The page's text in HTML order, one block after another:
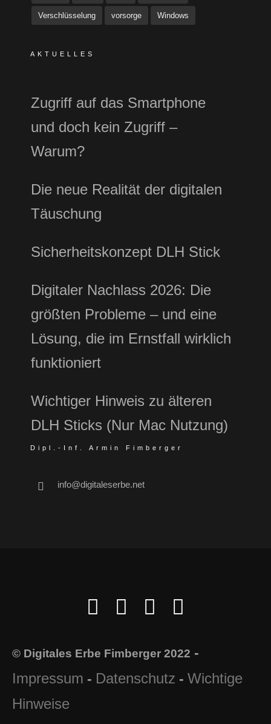
Verschlüsselung vorsorge Windows
AKTUELLES
Zugriff auf das Smartphone
und doch kein Zugriff –
Warum?
Die neue Realität der digitalen
Täuschung
Sicherheitskonzept DLH Stick
Digitaler Nachlass 2026: Die
größten Probleme – und eine
Lösung, die im Ernstfall wirklich
funktioniert
Wichtiger Hinweis zu älteren
DLH Sticks (Nur Mac Nutzung)
Dipl.-Inf. Armin Fimberger
info@digitaleserbe.net
© Digitales Erbe Fimberger 2022 -
Impressum - Datenschutz - Wichtige
Hinweise